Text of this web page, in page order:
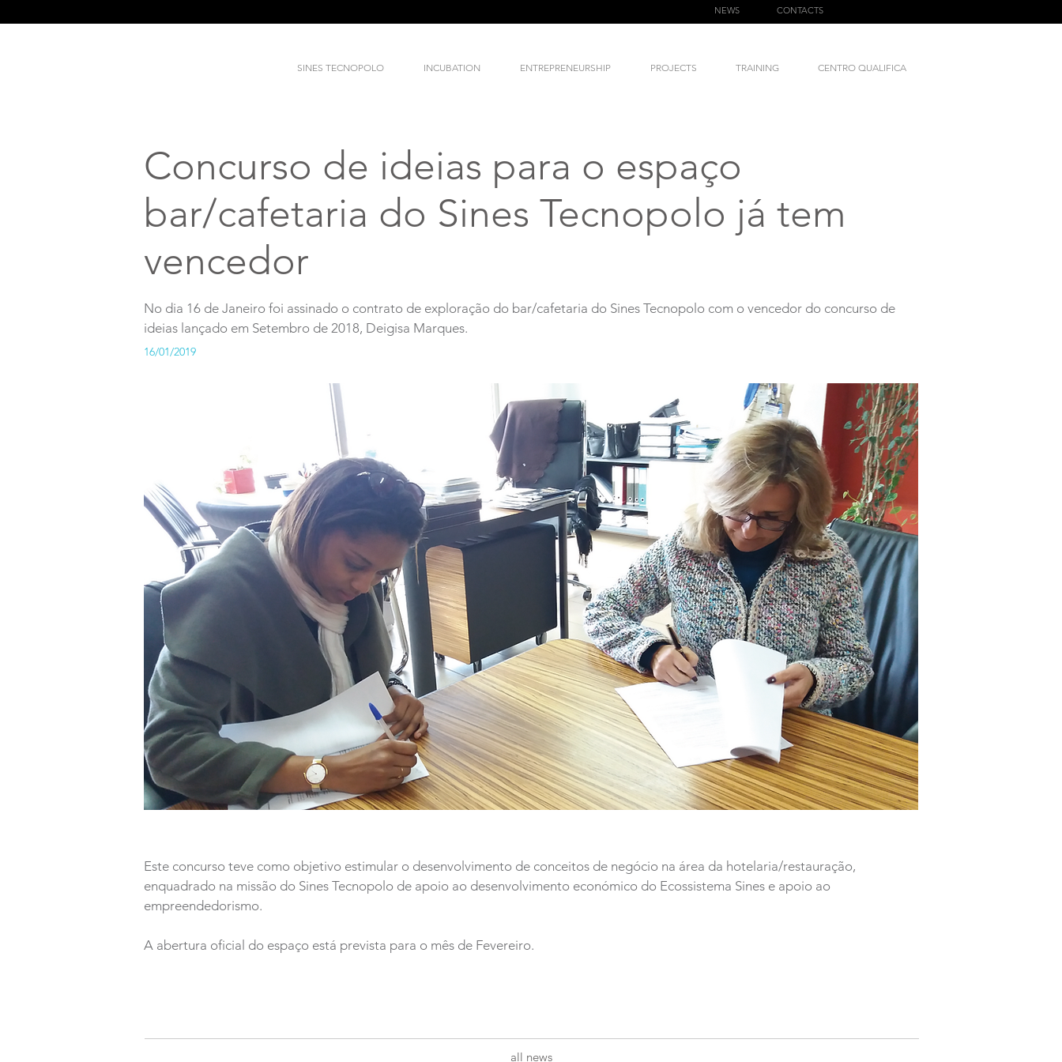
NEWS CONTACTS
SINES TECNOPOLO INCUBATION ENTREPRENEURSHIP PROJECTS TRAINING CENTRO QUALIFICA
Concurso de ideias para o espaço
bar/cafetaria do Sines Tecnopolo já tem
vencedor
No dia 16 de Janeiro foi assinado o contrato de exploração do bar/cafetaria do Sines Tecnopolo com o vencedor do concurso de
ideias lançado em Setembro de 2018, Deigisa Marques.
16/01/2019
Este concurso teve como objetivo estimular o desenvolvimento de conceitos de negócio na área da hotelaria/restauração,
enquadrado na missão do Sines Tecnopolo de apoio ao desenvolvimento económico do Ecossistema Sines e apoio ao
empreendedorismo.
A abertura oficial do espaço está prevista para o mês de Fevereiro.
all news